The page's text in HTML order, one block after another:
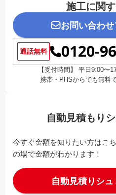
施工に関
お問い合わ
通話無料 0120-
【受付時間】 平日9:00〜
携帯・PHSからでも無料
自動見積もり
今すぐ金額を知りたい方はこ
の場で金額がわかります！
自動見積りシ